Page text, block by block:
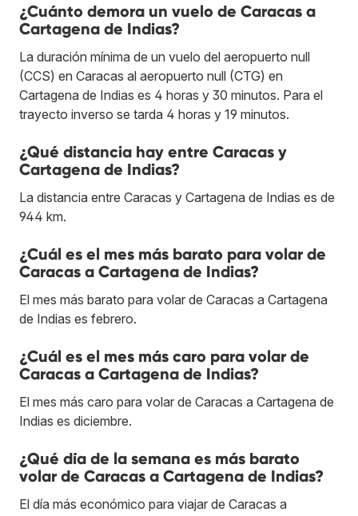
¿Cuánto demora un vuelo de Caracas a
Cartagena de Indias?
La duración mínima de un vuelo del aeropuerto null
(CCS) en Caracas al aeropuerto null (CTG) en
Cartagena de Indias es 4 horas y 30 minutos. Para el
trayecto inverso se tarda 4 horas y 19 minutos.
¿Qué distancia hay entre Caracas y
Cartagena de Indias?
La distancia entre Caracas y Cartagena de Indias es de
944 km.
¿Cuál es el mes más barato para volar de
Caracas a Cartagena de Indias?
El mes más barato para volar de Caracas a Cartagena
de Indias es febrero.
¿Cuál es el mes más caro para volar de
Caracas a Cartagena de Indias?
El mes más caro para volar de Caracas a Cartagena de
Indias es diciembre.
¿Qué día de la semana es más barato
volar de Caracas a Cartagena de Indias?
El día más económico para viajar de Caracas a